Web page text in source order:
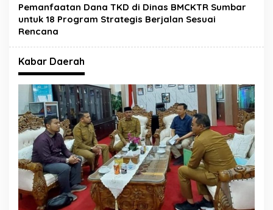
Pemanfaatan Dana TKD di Dinas BMCKTR Sumbar
untuk 18 Program Strategis Berjalan Sesuai
Rencana
Kabar Daerah